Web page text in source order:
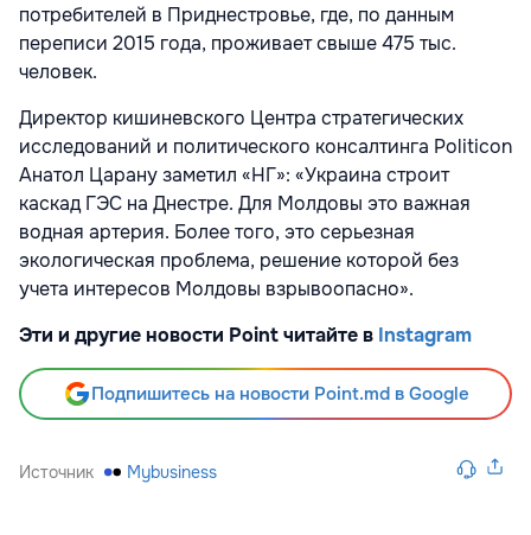
потребителей в Приднестровье, где, по данным
переписи 2015 года, проживает свыше 475 тыс.
человек.
Директор кишиневского Центра стратегических
исследований и политического консалтинга Politicon
Анатол Царану заметил «НГ»: «Украина строит
каскад ГЭС на Днестре. Для Молдовы это важная
водная артерия. Более того, это серьезная
экологическая проблема, решение которой без
учета интересов Молдовы взрывоопасно».
Эти и другие новости Point читайте в Instagram
Подпишитесь на новости Point.md в Google
Источник Mybusiness